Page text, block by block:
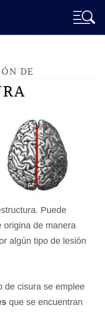
DE
Puede
origina de manera
algún tipo de lesión
de cisura se emplee
que se encuentran